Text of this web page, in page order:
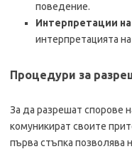
поведение.
Интерпретации
интерпретацията
Процедури за
За да разрешат спорове
комуникират своите
първа стъпка позволява